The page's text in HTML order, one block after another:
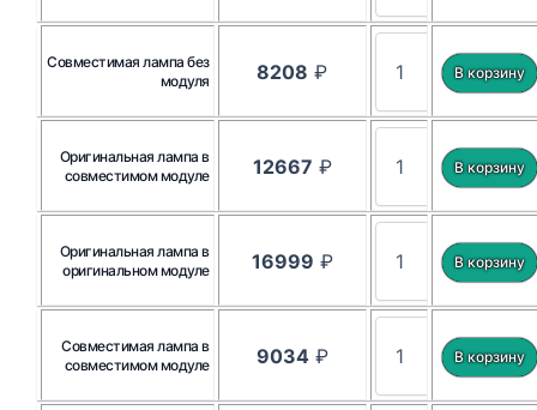
Совместимая лампа без
модуля
8208 ₽
Оригинальная лампа в
совместимом модуле
12667 ₽
Оригинальная лампа в
оригинальном модуле
16999 ₽
Совместимая лампа в
совместимом модуле
9034₽